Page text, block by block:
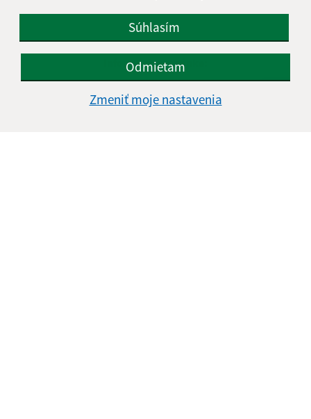
Súhlasím
Odmietam
Zmeniť moje nastavenia
Informácie o stránke:
Autorské práva